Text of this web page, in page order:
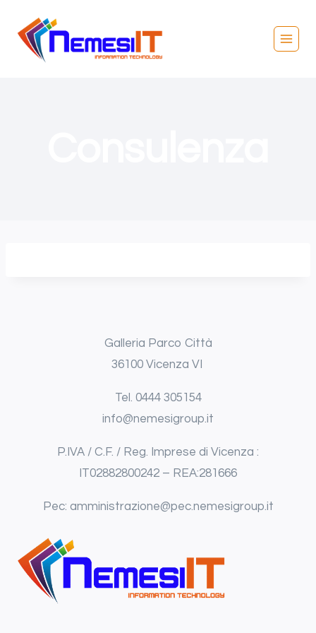
Galleria Parco Città
36100 Vicenza VI
Tel. 0444 305154
info@nemesigroup.it
P.IVA / C.F. / Reg. Imprese di Vicenza :
IT02882800242 – REA:281666
Pec: amministrazione@pec.nemesigroup.it